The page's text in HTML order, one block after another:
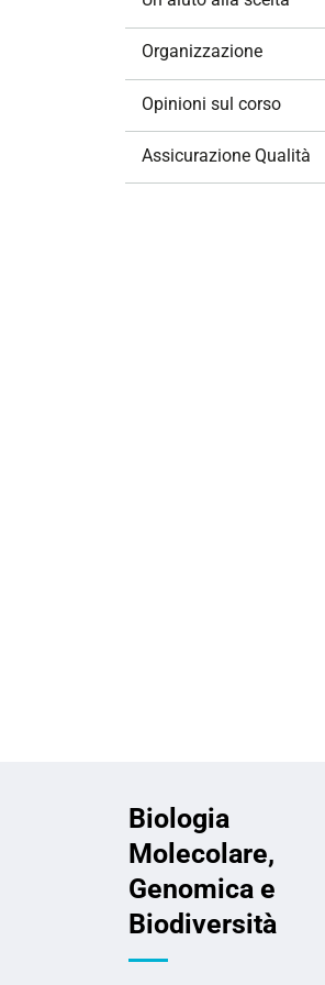
Organizzazione
Opinioni sul corso
Assicurazione Qualità
Biologia
Molecolare,
Genomica e
Biodiversità